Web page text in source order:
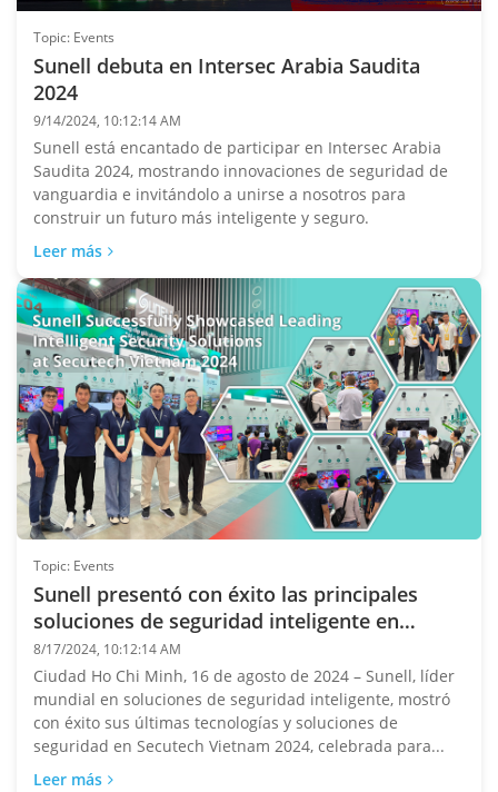
Topic: Events
Sunell debuta en Intersec Arabia Saudita
2024
9/14/2024, 10:12:14 AM
Sunell está encantado de participar en Intersec Arabia
Saudita 2024, mostrando innovaciones de seguridad de
vanguardia e invitándolo a unirse a nosotros para
construir un futuro más inteligente y seguro.
Leer más
Topic: Events
Sunell presentó con éxito las principales
soluciones de seguridad inteligente en
Secutech Vietnam 2024
8/17/2024, 10:12:14 AM
Ciudad Ho Chi Minh, 16 de agosto de 2024 – Sunell, líder
mundial en soluciones de seguridad inteligente, mostró
con éxito sus últimas tecnologías y soluciones de
seguridad en Secutech Vietnam 2024, celebrada para...
Leer más